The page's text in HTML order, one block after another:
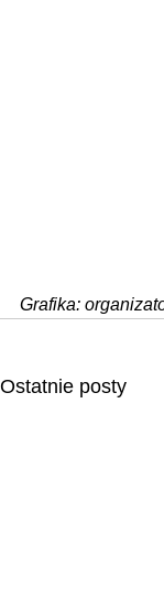
Grafika:
Ostatnie posty